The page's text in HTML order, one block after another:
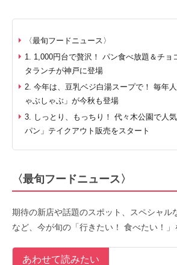
〈最旬フードニュース〉
1. 1,000円台で贅沢！ パン食べ放題＆チョ
タランチが神戸に登場
2. 今年は、豆乳ベジ白湯スープで！ 毎年
ゃぶしゃぶ」が今秋も登場
3. しっとり、もっちり！ 代々木公園で人
パン」テイクアウト販売をスタート
〈最旬フードニュース〉
期待の新店や話題のスポット、スペシャル
など、今が旬の「行きたい！ 食べたい！」
あわせて読みたい